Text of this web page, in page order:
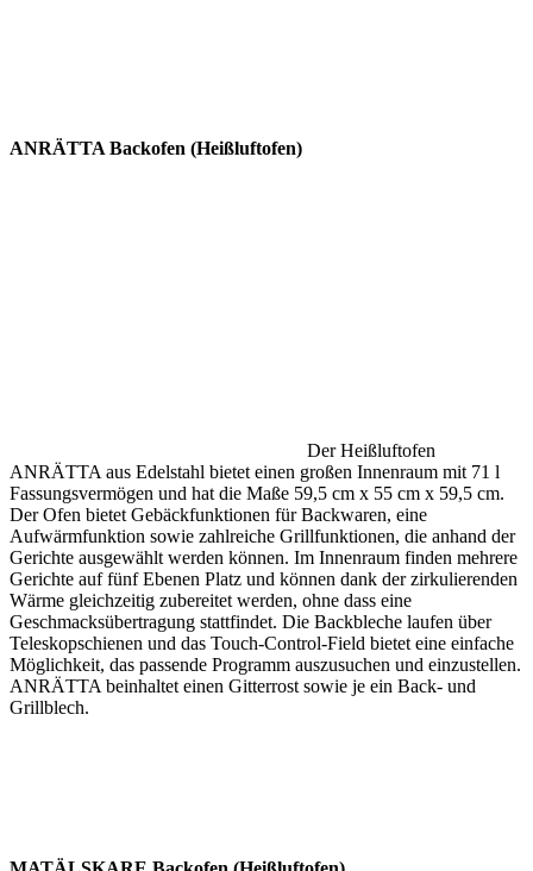
ANRÄTTA Backofen (Heißluftofen)
Der Heißluftofen
ANRÄTTA aus Edelstahl bietet einen großen Innenraum mit 71 l
Fassungsvermögen und hat die Maße 59,5 cm x 55 cm x 59,5 cm.
Der Ofen bietet Gebäckfunktionen für Backwaren, eine
Aufwärmfunktion sowie zahlreiche Grillfunktionen, die anhand der
Gerichte ausgewählt werden können. Im Innenraum finden mehrere
Gerichte auf fünf Ebenen Platz und können dank der zirkulierenden
Wärme gleichzeitig zubereitet werden, ohne dass eine
Geschmacksübertragung stattfindet. Die Backbleche laufen über
Teleskopschienen und das Touch-Control-Field bietet eine einfache
Möglichkeit, das passende Programm auszusuchen und einzustellen.
ANRÄTTA beinhaltet einen Gitterrost sowie je ein Back- und
Grillblech.